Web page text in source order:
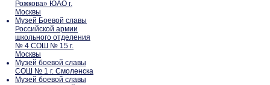
Рожкова» ЮАО г.
Москвы
Музей Боевой славы
Российской армии
школьного отделения
№ 4 СОШ № 15 г.
Москвы
Музей боевой славы
СОШ № 1 г. Смоленска
Музей боевой славы